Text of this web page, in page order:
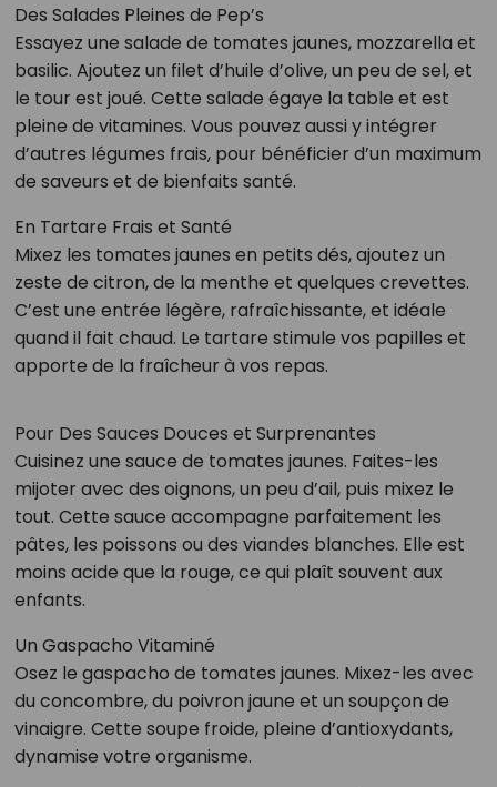
Des Salades Pleines de Pep’s
Essayez une salade de tomates jaunes, mozzarella et
basilic. Ajoutez un filet d’huile d’olive, un peu de sel, et
le tour est joué. Cette salade égaye la table et est
pleine de vitamines. Vous pouvez aussi y intégrer
d’autres légumes frais, pour bénéficier d’un maximum
de saveurs et de bienfaits santé.
En Tartare Frais et Santé
Mixez les tomates jaunes en petits dés, ajoutez un
zeste de citron, de la menthe et quelques crevettes.
C’est une entrée légère, rafraîchissante, et idéale
quand il fait chaud. Le tartare stimule vos papilles et
apporte de la fraîcheur à vos repas.
Pour Des Sauces Douces et Surprenantes
Cuisinez une sauce de tomates jaunes. Faites-les
mijoter avec des oignons, un peu d’ail, puis mixez le
tout. Cette sauce accompagne parfaitement les
pâtes, les poissons ou des viandes blanches. Elle est
moins acide que la rouge, ce qui plaît souvent aux
enfants.
Un Gaspacho Vitaminé
Osez le gaspacho de tomates jaunes. Mixez-les avec
du concombre, du poivron jaune et un soupçon de
vinaigre. Cette soupe froide, pleine d’antioxydants,
dynamise votre organisme.